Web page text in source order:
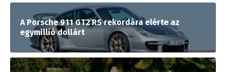
A Porsche 911 GT2 RS rekordára elérte az
egymillió dollárt